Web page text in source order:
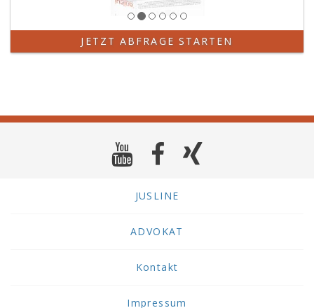
JETZT ABFRAGE STARTEN
JUSLINE
ADVOKAT
Kontakt
Impressum